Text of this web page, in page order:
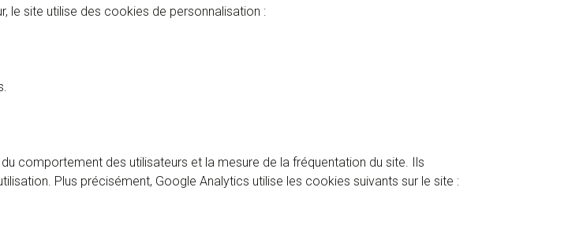
le site utilise des cookies de personnalisation :
comportement des utilisateurs et la mesure de la fréquentation du site. Ils
Plus précisément, Google Analytics utilise les cookies suivants sur le site :